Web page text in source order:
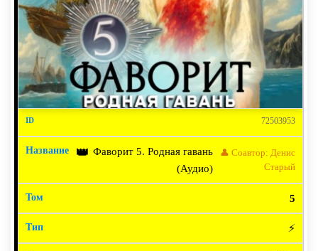
72503953
👑 Фаворит 5. Родная гавань
(Аудио)
👤 Соавтор: Денис
Старый
5
⚡